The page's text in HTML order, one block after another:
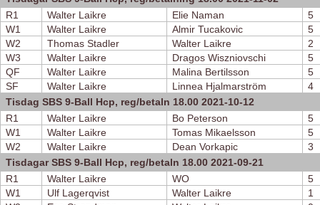
R1
Walter Laikre Elie Naman
5
W1
Walter Laikre Almir Tucakovic
5
W2
Thomas Stadler Walter Laikre
2
W3
Walter Laikre Dragos Wiszniovschi
5
QF
Walter Laikre Malina Bertilsson
5
SF
Walter Laikre Linnea Hjalmarström
4
Tisdag SBS 9-Ball Hcp, reg/betaln 18.00 2021-10-12
R1
Walter Laikre Bo Peterson
5
W1
Walter Laikre Tomas Mikaelsson
5
W2
Walter Laikre Dean Vorkapic
3
Tisdagar SBS 9-Ball Hcp, reg/betaln 18.00 2021-09-21
R1
Walter Laikre WO
5
W1
Ulf Lagerqvist Walter Laikre
1